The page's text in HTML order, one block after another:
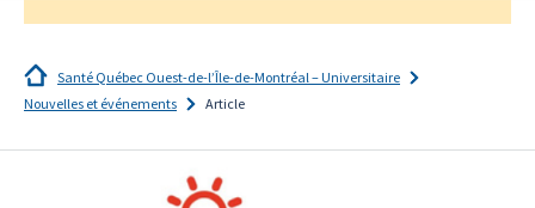
Santé Québec Ouest-de-l’Île-de-Montréal – Universitaire
Nouvelles et événements
Article